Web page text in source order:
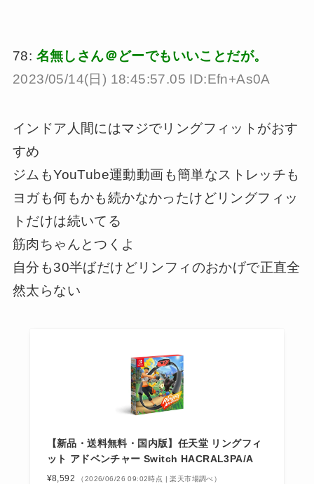
78: 名無しさん＠どーでもいいことだが。
2023/05/14(日) 18:45:57.05 ID:Efn+As0A
インドア人間にはマジでリングフィットがおす
すめ
ジムもYouTube運動動画も簡単なストレッチも
ヨガも何もかも続かなかったけどリングフィッ
トだけは続いてる
筋肉ちゃんとつくよ
自分も30半ばだけどリンフィのおかげで正直全
然太らない
【新品・送料無料・国内版】任天堂 リングフィ
ット アドベンチャー Switch HACRAL3PA/A
¥8,592 （2026/06/26 09:02時点 | 楽天市場調べ）